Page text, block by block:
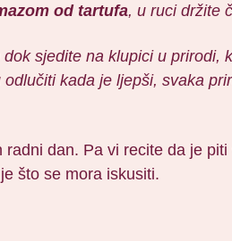
od tartufa, u ruci držite
sjedite na klupici u
kada je ljepši, svaka
radni dan. Pa vi recite da je
što se mora iskusiti.